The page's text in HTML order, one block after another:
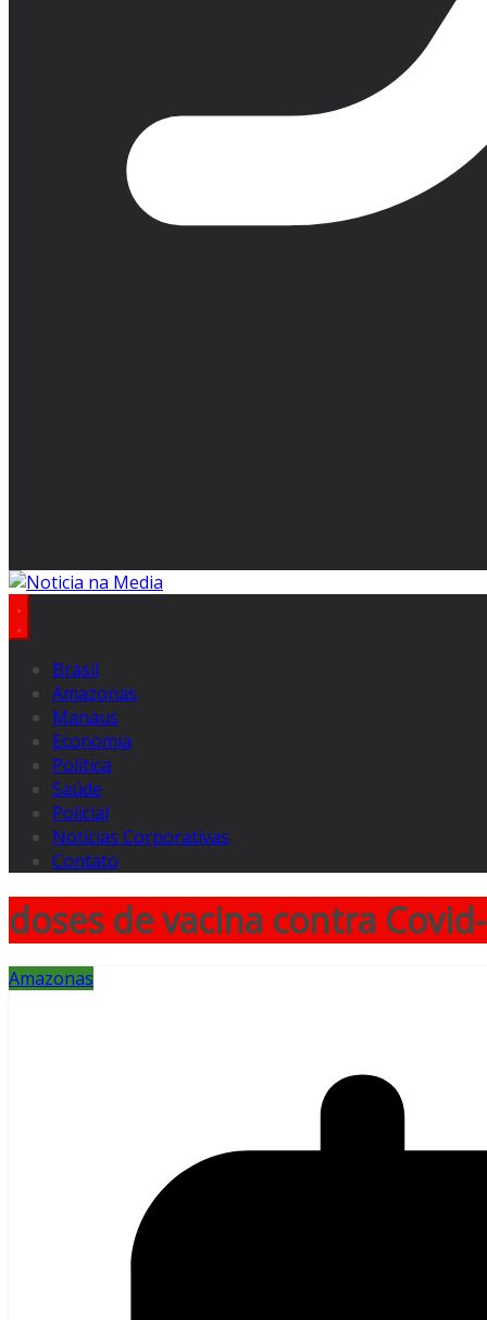
Brasil
Amazonas
Manaus
Economia
Politica
Saúde
Policial
Notícias Corporativas
Contato
doses de vacina contra
Amazonas